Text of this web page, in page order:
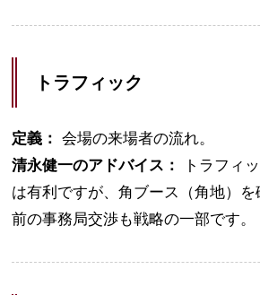
トラフィック
定義： 会場の来場者の流れ。
清永健一のアドバイス：
トラフィ
は有利ですが、角ブース（角地）
前の事務局交渉も戦略の一部です。